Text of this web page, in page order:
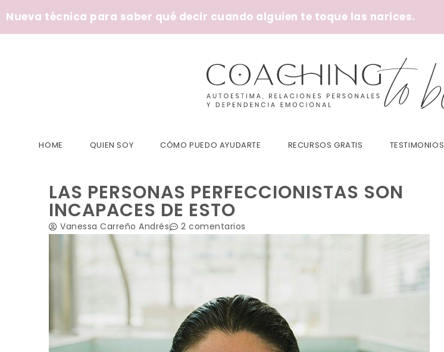
Nueva técnica para saber qué decir cuando alguien te toque las narices.
HOME QUIEN SOY CÓMO PUEDO AYUDARTE RECURSOS GRATIS TESTIMONIOS
LAS PERSONAS PERFECCIONISTAS SON
INCAPACES DE ESTO
Vanessa Carreño Andrés 2 comentarios